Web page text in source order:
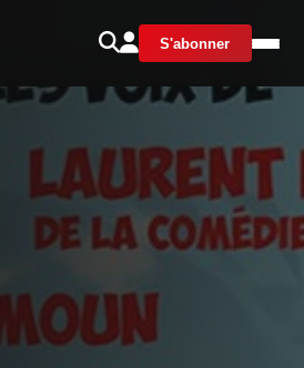
S'abonner